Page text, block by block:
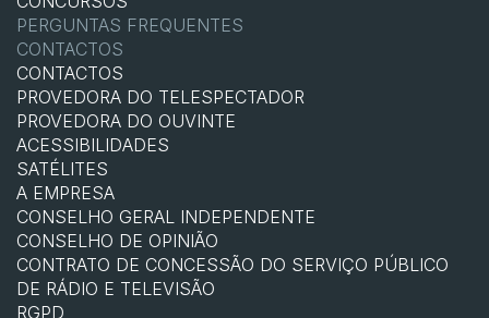
PERGUNTAS FREQUENTES
CONTACTOS
CONTACTOS
PROVEDORA DO TELESPECTADOR
PROVEDORA DO OUVINTE
ACESSIBILIDADES
SATÉLITES
A EMPRESA
CONSELHO GERAL INDEPENDENTE
CONSELHO DE OPINIÃO
CONTRATO DE CONCESSÃO DO SERVIÇO PÚBLICO
DE RÁDIO E TELEVISÃO
RGPD